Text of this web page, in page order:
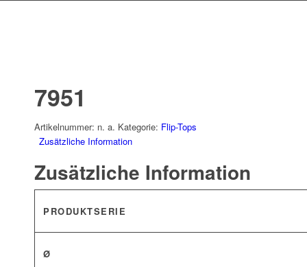
7951
Artikelnummer: n. a. Kategorie: Flip-Tops
Zusätzliche Information
Zusätzliche Information
PRODUKTSERIE
Ø